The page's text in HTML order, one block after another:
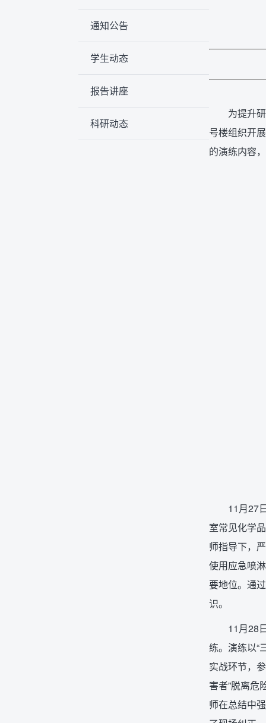
通知公告
学生动态
报告讲座
科研动态
为提升
号楼组织开
的演练内容
11月27
室常见化学
师指导下，
使用应急喷
要地位。通
识。
11月28
练。演练以“
实战环节，
害者”脱离危
师在总结中